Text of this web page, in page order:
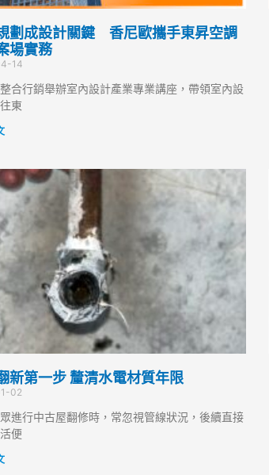
劃成設計關鍵 香尼歐攜手東昇空調
場實務
14
合行銷舉辦室內設計產業專業講座，帶領室內設
東
新第一步 釐清水電材質年限
02
進行中古屋翻修時，常忽視管線狀況，後續直接
便